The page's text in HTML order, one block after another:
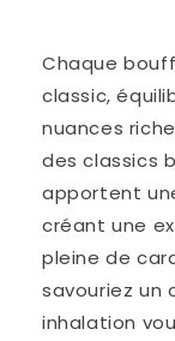
Chaque
classic,
nuances
des classics
apportent
créant une
pleine de
savouriez un
inhalation